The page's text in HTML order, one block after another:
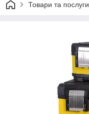
Товари та послуги